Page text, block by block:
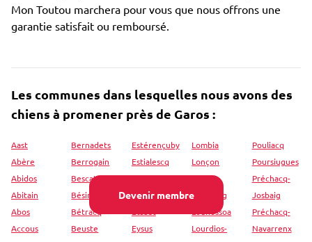
Devenir membre
Mon Toutou marchera pour vous que nous offrons une
garantie satisfait ou remboursé.
Les communes dans lesquelles nous avons des
chiens à promener près de Garos :
Aast
Abère
Abidos
Abitain
Abos
Accous
Bernadets
Berrogain
Bescat
Bésingrand
Bétracq
Beuste
Estérençuby
Estialescq
Estos
Etcharry
Eysus
Lombia
Lonçon
Lons
Loubieng
Louhossoa
Lourdios-
Pouliacq
Poursiugues
Préchacq-
Josbaig
Préchacq-
Navarrenx